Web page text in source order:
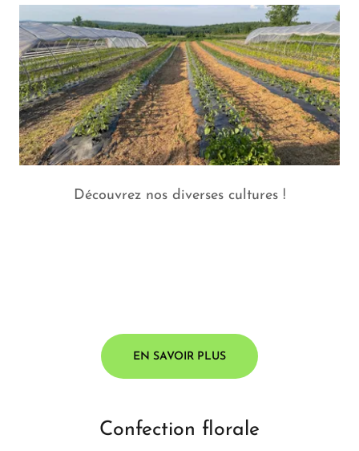
Découvrez nos diverses cultures !
EN SAVOIR PLUS
Confection florale